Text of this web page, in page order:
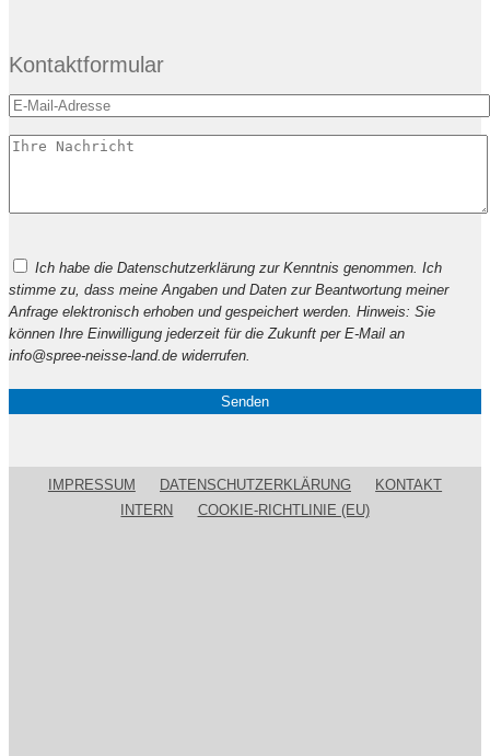
Kontaktformular
lasse
Feld
leer.
Ich habe die Datenschutzerklärung zur Kenntnis genommen. Ich
stimme zu, dass meine Angaben und Daten zur Beantwortung meiner
Anfrage elektronisch erhoben und gespeichert werden. Hinweis: Sie
können Ihre Einwilligung jederzeit für die Zukunft per E-Mail an
info@spree-neisse-land.de widerrufen.
IMPRESSUM DATENSCHUTZERKLÄRUNG
KONTAKT
INTERN
COOKIE-RICHTLINIE (EU)